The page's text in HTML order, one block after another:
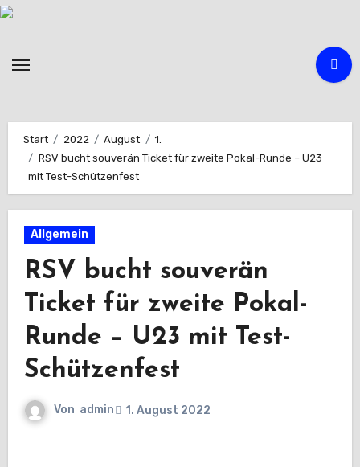
Zum
Start 2022 August
1.
RSV bucht souverän Ticket für zweite Pokal-Runde – U23
mit Test-Schützenfest
Allgemein
RSV bucht souverän
Ticket für zweite Pokal-
Runde – U23 mit Test-
Schützenfest
Von admin 1. August 2022